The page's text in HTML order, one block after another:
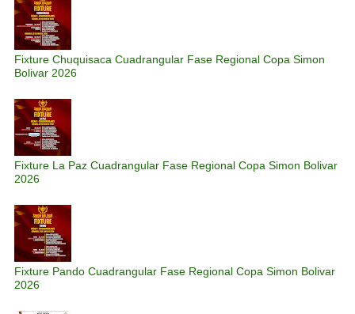
Fixture Chuquisaca Cuadrangular Fase Regional Copa Simon
Bolivar 2026
Fixture La Paz Cuadrangular Fase Regional Copa Simon Bolivar
2026
Fixture Pando Cuadrangular Fase Regional Copa Simon Bolivar
2026